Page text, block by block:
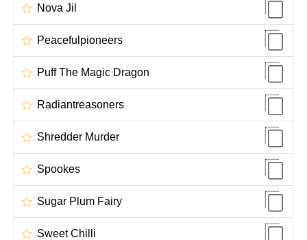
Nova Jil
Peacefulpioneers
Puff The Magic Dragon
Radiantreasoners
Shredder Murder
Spookes
Sugar Plum Fairy
Sweet Chilli